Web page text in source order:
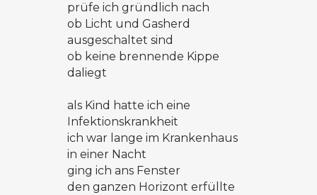
prüfe ich gründlich nach
ob Licht und Gasherd
ausgeschaltet sind
ob keine brennende Kippe
daliegt
als Kind hatte ich eine
Infektionskrankheit
ich war lange im Krankenhaus
in einer Nacht
ging ich ans Fenster
den ganzen Horizont erfüllte